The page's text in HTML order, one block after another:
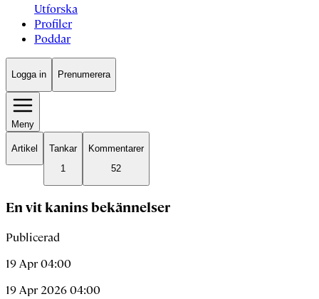
Utforska
Profiler
Poddar
Logga in Prenumerera
Meny
Artikel
Tankar
1
Kommentarer
52
En vit kanins bekännelser
Publicerad
19 Apr 04:00
19 Apr 2026 04:00